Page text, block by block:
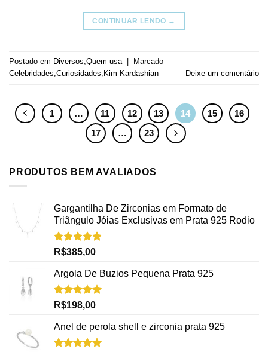
CONTINUAR LENDO →
Postado em Diversos Quem usa
Marcado
Celebridades Curiosidades Kim Kardashian Deixe um comentário
1 … 11 12 13 14 15
16
17
… 23
PRODUTOS BEM AVALIADOS
Gargantilha De Zirconias em Formato de
Triângulo Jóias Exclusivas em Prata 925 Rodio
Avaliação
R$385,00
Argola De Buzios Pequena Prata 925
Avaliação
R$198,00
Anel de perola shell e zirconia prata 925